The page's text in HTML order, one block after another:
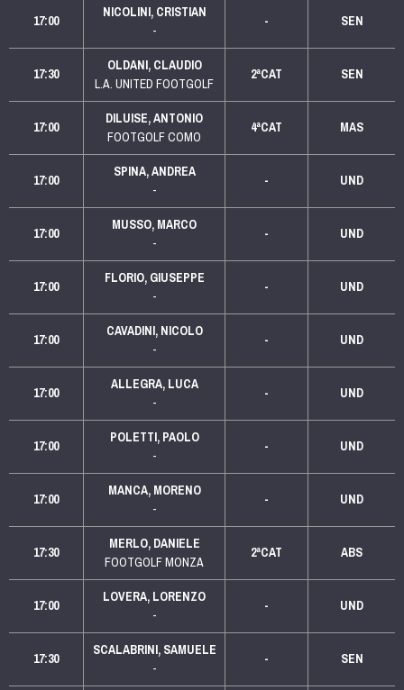
17:00
NICOLINI, CRISTIAN
-
- SEN
17:30
OLDANI, CLAUDIO
L.A. UNITED FOOTGOLF
2ªCAT SEN
17:00
DILUISE, ANTONIO
FOOTGOLF COMO
4ªCAT MAS
17:00
SPINA, ANDREA
-
- UND
17:00
MUSSO, MARCO
-
- UND
17:00
FLORIO, GIUSEPPE
-
- UND
17:00
CAVADINI, NICOLO
-
- UND
17:00
ALLEGRA, LUCA
-
- UND
17:00
POLETTI, PAOLO
-
- UND
17:00
MANCA, MORENO
-
- UND
17:30
MERLO, DANIELE
FOOTGOLF MONZA
2ªCAT ABS
17:00
LOVERA, LORENZO
-
- UND
17:30
SCALABRINI, SAMUELE
-
- SEN